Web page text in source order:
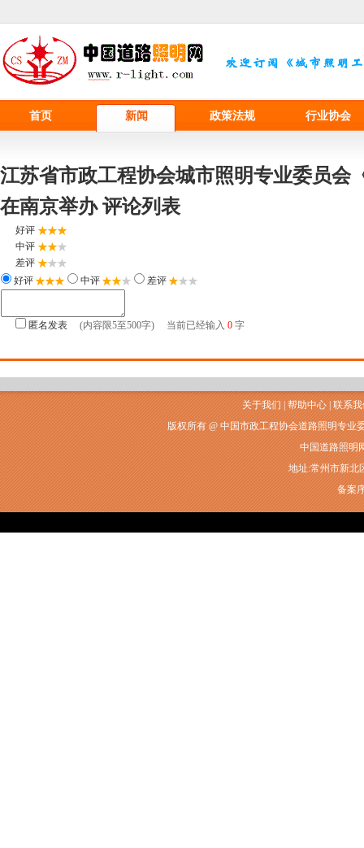
首页 新闻 政策法规 行业协会
江苏省市政工程协会城市照明专业委员会
在南京举办 评论列表
好评
中评
差评
好评
中评 差评
匿名发表 (内容限5至500字) 当前已经输入 0 字
关于我们 帮助中心 联系
版权所有 @ 中国市政工程协会道路照明专
中国道路照明
地址:常州市新北
备案